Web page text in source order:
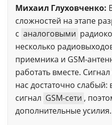
Михаил Глуховченко:
сложностей на этапе
с аналоговыми
несколько
приемника и GSM-
работать вместе. Сигнал
нас достаточно
сигнал GSM-сети ,
дополнительные усилия.